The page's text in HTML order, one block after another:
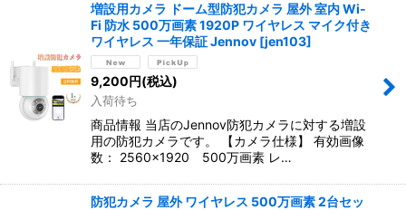
増設用カメラ ドーム型防犯カメラ 屋外 室内 Wi-
Fi 防水 500万画素 1920P ワイヤレス マイク付き
ワイヤレス 一年保証 Jennov [jen103]
9,200円(税込)
入荷待ち
商品情報 当店のJennov防犯カメラに対する増設
用の防犯カメラです。 【カメラ仕様】 有効画像
数： 2560×1920 500万画素 レ…
防犯カメラ 屋外 ワイヤレス 500万画素 2台セッ